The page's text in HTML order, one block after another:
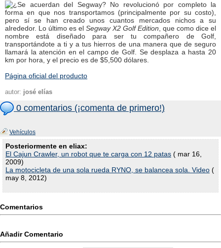
¿Se acuerdan del Segway? No revolucionó por completo la
forma en que nos transportamos (principalmente por su costo),
pero sí se han creado unos cuantos mercados nichos a su
alrededor. Lo último es el Segway X2 Golf Edition , que como dice el
nombre está diseñado para ser tu compañero de Golf,
transportándote a ti y a tus hierros de una manera que de seguro
llamará la atención en el campo de Golf. Se desplaza a hasta 20
km por hora, y el precio es de $5,500 dólares.
Página oficial del producto
autor: josé elías
0 comentarios (¡comenta de primero!)
Vehículos
Posteriormente en eliax:
El Cajun Crawler, un robot que te carga con 12 patas ( mar 16,
2009)
La motocicleta de una sola rueda RYNO, se balancea sola. Video (
may 8, 2012)
Comentarios
Añadir Comentario